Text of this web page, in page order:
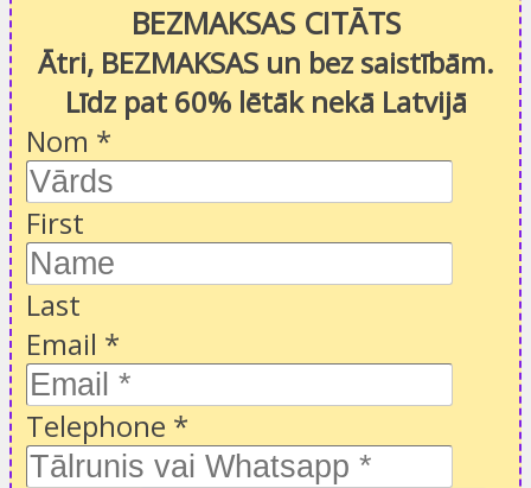
BEZMAKSAS CITĀTS
Ātri, BEZMAKSAS un bez saistībām.
Līdz pat 60% lētāk nekā Latvijā
Nom *
First
Last
Email *
Telephone *